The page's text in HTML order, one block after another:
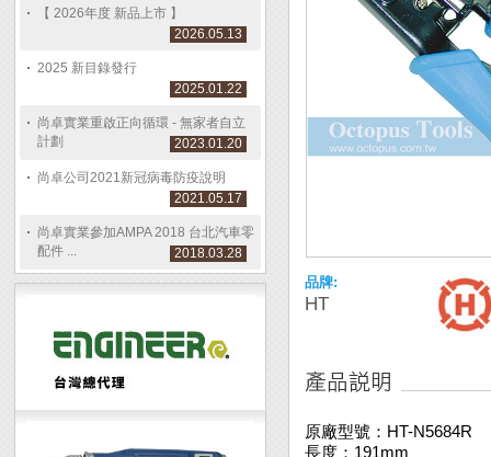
【 2026年度 新品上市 】
2026.05.13
2025 新目錄發行
2025.01.22
尚卓實業重啟正向循環 - 無家者自立
計劃
2023.01.20
尚卓公司2021新冠病毒防疫說明
2021.05.17
尚卓實業參加AMPA 2018 台北汽車零
配件 ...
2018.03.28
品牌:
HT
原廠型號：HT-N5684R
長度：191mm